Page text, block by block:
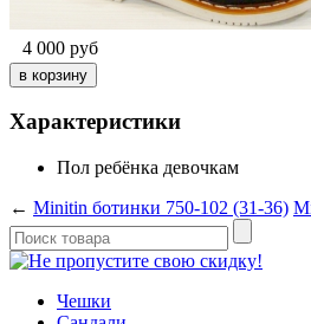
4 000 руб
Характеристики
Пол ребёнка девочкам
← Minitin ботинки 750-102 (31-36)
Чешки